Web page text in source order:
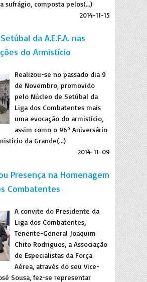
sufrágio, composta pelos(...)
2014-11-15
da A.E.F.A. nas
do Armistício
Realizou-se no passado dia 9
de Novembro, promovido
pelo Núcleo de Setúbal da
Liga dos Combatentes mais
uma evocação do armistício,
assim como o 96º Aniversário
da Grande(...)
2014-11-09
Presença na Homenagem
Combatentes
A convite do Presidente da
Liga dos Combatentes,
Tenente-General Joaquim
Chito Rodrigues, a Associação
de Especialistas da Força
Aérea, através do seu Vice-
Sousa, fez-se representar